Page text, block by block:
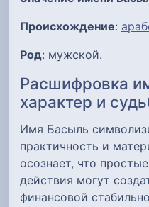
Происхождение:
Род: мужской.
Расшифровка
характер и
Имя Басыль
практичность и
осознает, что
действия могут
финансовой